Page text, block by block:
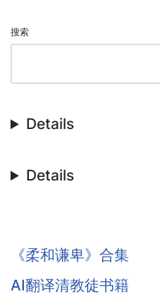
搜索
Details
Details
《柔和谦卑》合集
AI翻译清教徒书籍